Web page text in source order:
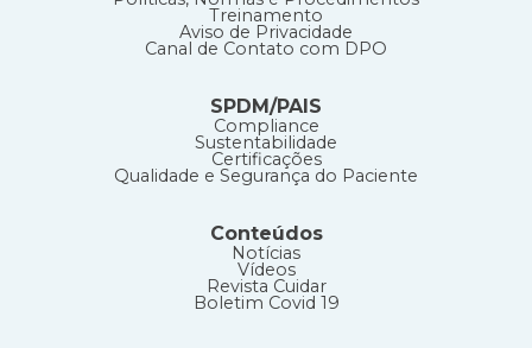
Treinamento
Aviso de Privacidade
Canal de Contato com DPO
SPDM/PAIS
Compliance
Sustentabilidade
Certificações
Qualidade e Segurança do Paciente
Conteúdos
Notícias
Vídeos
Revista Cuidar
Boletim Covid 19